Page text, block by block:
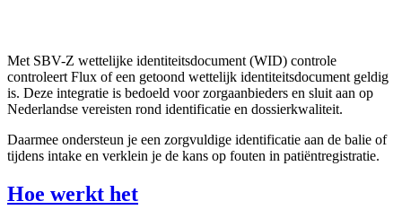
Met SBV-Z wettelijke identiteitsdocument (WID) controle
controleert Flux of een getoond wettelijk identiteitsdocument geldig
is. Deze integratie is bedoeld voor zorgaanbieders en sluit aan op
Nederlandse vereisten rond identificatie en dossierkwaliteit.
Daarmee ondersteun je een zorgvuldige identificatie aan de balie of
tijdens intake en verklein je de kans op fouten in patiëntregistratie.
Hoe werkt het